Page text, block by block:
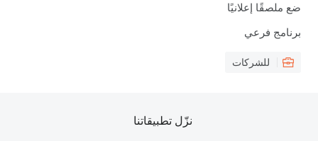
ضع ملصقًا إعلانيًا
برنامج فرعي
للشركات
نزّل تطبيقاتنا